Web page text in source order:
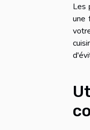
Les
une